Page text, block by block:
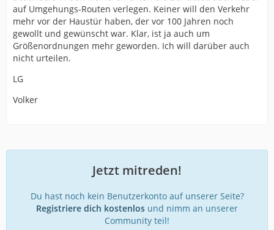
auf Umgehungs-Routen verlegen. Keiner will den Verkehr
mehr vor der Haustür haben, der vor 100 Jahren noch
gewollt und gewünscht war. Klar, ist ja auch um
Größenordnungen mehr geworden. Ich will darüber auch
nicht urteilen.
LG
Volker
Jetzt mitreden!
Du hast noch kein Benutzerkonto auf unserer Seite?
Registriere dich kostenlos und nimm an unserer
Community teil!